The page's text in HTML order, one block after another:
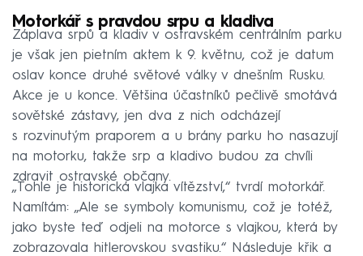
Motorkář s pravdou srpu a kladiva
Záplava srpů a kladiv v ostravském centrálním parku
je však jen pietním aktem k 9. květnu, což je datum
oslav konce druhé světové války v dnešním Rusku.
Akce je u konce. Většina účastníků pečlivě smotává
sovětské zástavy, jen dva z nich odcházejí
s rozvinutým praporem a u brány parku ho nasazují
na motorku, takže srp a kladivo budou za chvíli
zdravit ostravské občany.
„Tohle je historická vlajka vítězství,“ tvrdí motorkář.
Namítám: „Ale se symboly komunismu, což je totéž,
jako byste teď odjeli na motorce s vlajkou, která by
zobrazovala hitlerovskou svastiku.“ Následuje křik a